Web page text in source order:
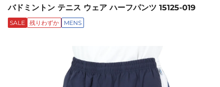
バドミントン テニス ウェア ハーフパンツ 15125-019
SALE 残りわずか MENS